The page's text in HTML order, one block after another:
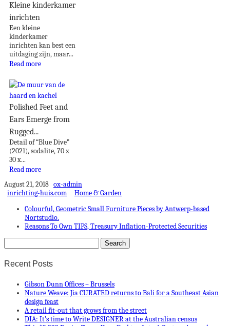
Kleine kinderkamer
inrichten
Een kleine
kinderkamer
inrichten kan best een
uitdaging zijn, maar...
Read more
Polished Feet and
Ears Emerge from
Rugged...
Detail of “Blue Dive”
(2021), sodalite, 70 x
30 x...
Read more
August 21, 2018 ox-admin
inrichting-huis.com
Home & Garden
Colourful, Geometric Small Furniture Pieces by Antwerp-based
Nortstudio.
Reasons To Own TIPS, Treasury Inflation-Protected Securities
Recent Posts
Gibson Dunn Offices – Brussels
Nature Weave: Jia CURATED returns to Bali for a Southeast Asian
design feast
A retail fit-out that grows from the street
DIA: It’s time to Write DESIGNER at the Australian census